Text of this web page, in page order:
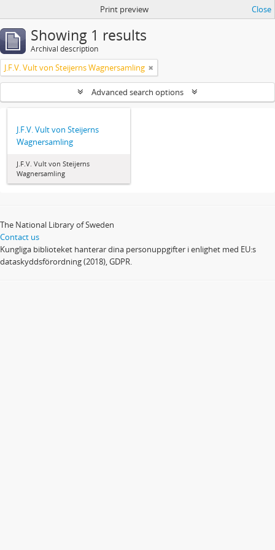
Print preview Close
Showing 1 results
Archival description
J.F.V. Vult von Steijerns Wagnersamling
Advanced search options
J.F.V. Vult von Steijerns
Wagnersamling
J.F.V. Vult von Steijerns
Wagnersamling
The National Library of Sweden
Contact us
Kungliga biblioteket hanterar dina personuppgifter i enlighet med EU:s
dataskyddsförordning (2018), GDPR.